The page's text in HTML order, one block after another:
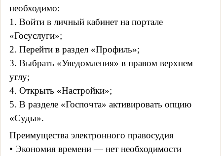
необходимо:
1. Войти в личный кабинет на портале
«Госуслуги»;
2. Перейти в раздел «Профиль»;
3. Выбрать «Уведомления» в правом верхнем
углу;
4. Открыть «Настройки»;
5. В разделе «Госпочта» активировать опцию
«Суды».
Преимущества электронного правосудия
• Экономия времени — нет необходимости